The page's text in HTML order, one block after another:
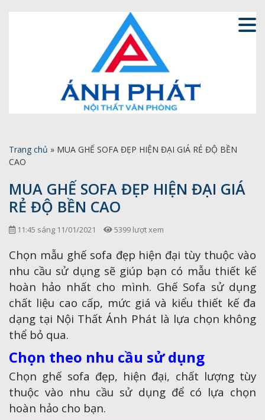
Trang chủ » MUA GHẾ SOFA ĐẸP HIỆN ĐẠI GIÁ RẺ ĐỘ BỀN
CAO
MUA GHẾ SOFA ĐẸP HIỆN ĐẠI GIÁ
RẺ ĐỘ BỀN CAO
11:45 sáng 11/01/2021 5399 lượt xem
Chọn mẫu ghế sofa đẹp hiện đại tùy thuộc vào
nhu cầu sử dụng sẽ giúp bạn có mẫu thiết kế
hoàn hảo nhất cho mình. Ghế Sofa sử dụng
chất liệu cao cấp, mức giá và kiểu thiết kế đa
dạng tại Nội Thất Ánh Phát là lựa chọn không
thể bỏ qua.
Chọn theo nhu cầu sử dụng
Chọn ghế sofa đẹp, hiện đại, chất lượng tùy
thuộc vào nhu cầu sử dụng để có lựa chọn
hoàn hảo cho bạn.